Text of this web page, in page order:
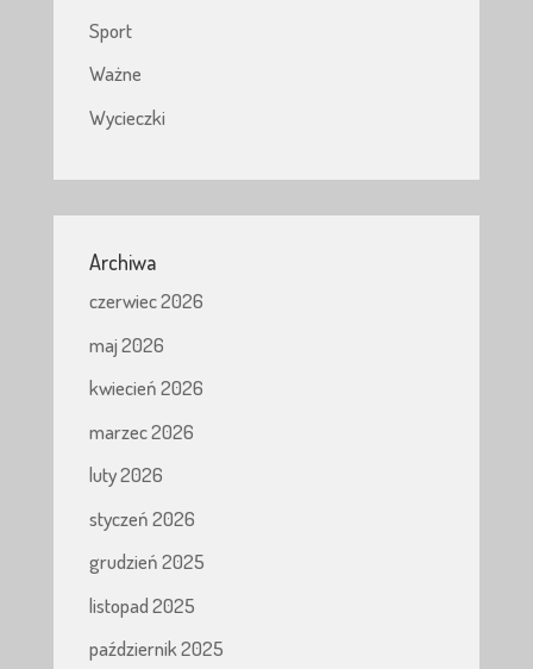
Sport
Ważne
Wycieczki
Archiwa
czerwiec 2026
maj 2026
kwiecień 2026
marzec 2026
luty 2026
styczeń 2026
grudzień 2025
listopad 2025
październik 2025